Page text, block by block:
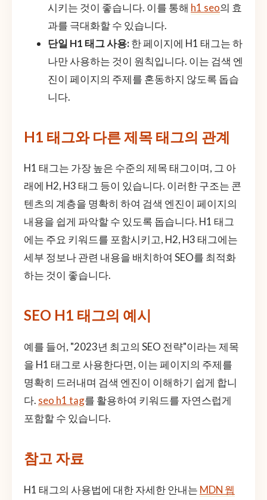
시키는 것이 좋습니다. 이를 통해 h1 seo의 효
과를 극대화할 수 있습니다.
단일 H1 태그 사용: 한 페이지에 H1 태그는 하
나만 사용하는 것이 원칙입니다. 이는 검색 엔
진이 페이지의 주제를 혼동하지 않도록 돕습
니다.
H1 태그와 다른 제목 태그의 관계
H1 태그는 가장 높은 수준의 제목 태그이며, 그 아
래에 H2, H3 태그 등이 있습니다. 이러한 구조는 콘
텐츠의 계층을 명확히 하여 검색 엔진이 페이지의
내용을 쉽게 파악할 수 있도록 돕습니다. H1 태그
에는 주요 키워드를 포함시키고, H2, H3 태그에는
세부 정보나 관련 내용을 배치하여 SEO를 최적화
하는 것이 좋습니다.
SEO H1 태그의 예시
예를 들어, "2023년 최고의 SEO 전략"이라는 제목
을 H1 태그로 사용한다면, 이는 페이지의 주제를
명확히 드러내며 검색 엔진이 이해하기 쉽게 합니
다. seo h1 tag를 활용하여 키워드를 자연스럽게
포함할 수 있습니다.
참고 자료
H1 태그의 사용법에 대한 자세한 안내는 MDN 웹